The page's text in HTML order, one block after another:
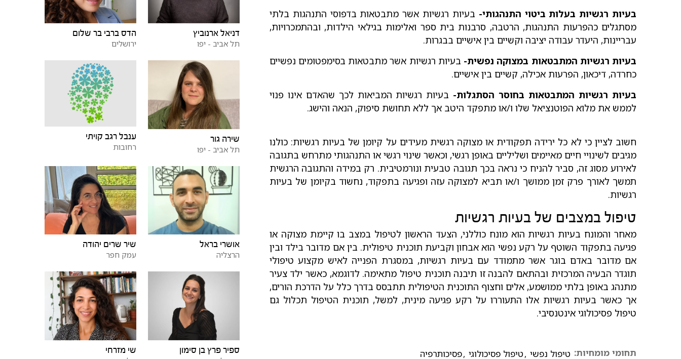
בעיות רגשיות בעלות ביטוי התנהגותי- בעיות רגשיות אשר מתבטאות בדפוסי התנהגות בלתי
מסתגלים כהפרעות התנהגות, הרטבה, סרבנות בית ספר ואלימות בגילאי הילדות, ובהתמכרויות,
עבריינות, היעדר עבודה יציבה וקשיים בין אישיים בבגרות.
בעיות רגשיות המתבטאות במצוקה נפשית- בעיות רגשיות אשר מתבטאות בסימפטומים נפשיים
כחרדה, דיכאון, הפרעות אכילה, קשיים בין אישיים.
בעיות רגשיות המתבטאות בחוסר הסתגלות- בעיות רגשיות המביאות לכך שהאדם אינו פנוי
לממש את מלוא הפוטנציאל שלו ו/או מתפקד היטב אך ללא תחושת סיפוק, הנאה והישג.
חשוב לציין כי לא כל ירידה תפקודית או מצוקה רגשית מעידים על קיומן של בעיות רגשיות: כולנו
מגיבים לשינויי חיים מאיימים ושליליים באופן רגשי, וכאשר שינוי רגשי או התנהגותי מתרחש בתגובה
לאירוע מסוג זה, סביר להניח כי נראה בכך תגובה טבעית ונורמטיבית. רק במידה והתגובה הרגשית
תמשך לאורך פרק זמן ממושך ו/או תביא למצוקה עזה ופגיעה בתפקוד, נחשוד בקיומן של בעיות
רגשיות.
טיפול במצבים של בעיות רגשיות
מאחר והמונח בעיות רגשיות הוא מונח כוללני, הצעד הראשון לטיפול במצב בו קיימת מצוקה או
פגיעה בתפקוד השוטף על רקע נפשי הוא אבחון וקביעת תוכנית טיפולית. בין אם מדובר בילד ובין
אם מדובר באדם בוגר אשר מתמודד עם בעיות רגשיות, במסגרת הפנייה לאיש מקצוע טיפולי
תוגדר הבעיה המרכזית ובהתאם להבנה זו תיבנה תוכנית טיפול מתאימה. לדוגמא, כאשר ילד צעיר
מתנהג באופן בלתי ממושמע, אלים וחצוף התוכנית הטיפולית תתבסס בדרך כלל על הדרכת הורים,
אך כאשר בעיות רגשיות אלו התעוררו על רקע פגיעה מינית, למשל, תוכנית הטיפול תכלול גם
טיפול פסיכולוגי אינטנסיבי.
תחומי מומחיות: טיפול נפשי ,טיפול פסיכולוגי ,פסיכותרפיה
דניאל ארנוביץ
תל אביב - יפו
הדס ברבי בר שלום
ירושלים
שירה גור
תל אביב - יפו
ענבל רגב קויתי
רחובות
אושרי בראל
הרצליה
שיר שרים יהודה
עמק חפר
ספיר פרץ בן סימון
שי מזרחי